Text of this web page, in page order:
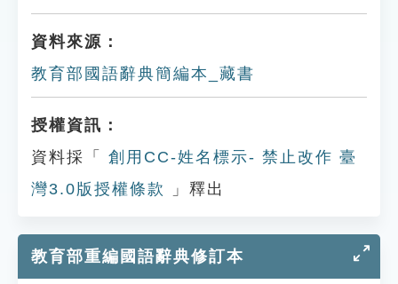
資料來源：
教育部國語辭典簡編本_藏書
授權資訊：
資料採「
創用CC-姓名標示- 禁止改作 臺
灣3.0版授權條款
」釋出
教育部重編國語辭典修訂本